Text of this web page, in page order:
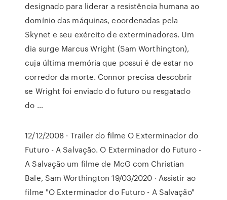
designado para liderar a resistência humana ao
domínio das máquinas, coordenadas pela
Skynet e seu exército de exterminadores. Um
dia surge Marcus Wright (Sam Worthington),
cuja última memória que possui é de estar no
corredor da morte. Connor precisa descobrir
se Wright foi enviado do futuro ou resgatado
do …
12/12/2008 · Trailer do filme O Exterminador do
Futuro - A Salvação. O Exterminador do Futuro -
A Salvação um filme de McG com Christian
Bale, Sam Worthington 19/03/2020 · Assistir ao
filme "O Exterminador do Futuro - A Salvação"